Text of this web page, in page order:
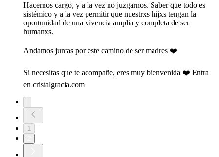
Hacernos cargo, y a la vez no juzgarnos. Saber que todo es
sistémico y a la vez permitir que nuestrxs hijxs tengan la
oportunidad de una vivencia amplia y completa de ser
humanxs.
Andamos juntas por este camino de ser madres ❤️
Si necesitas que te acompañe, eres muy bienvenida ❤️ Entra
en cristalgracia.com
1